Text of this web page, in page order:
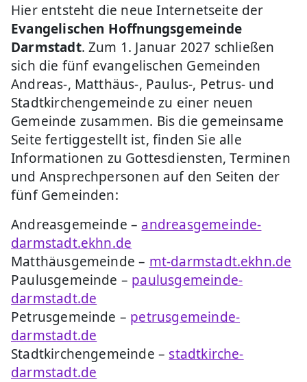
Hier entsteht die neue Internetseite der
Evangelischen Hoffnungsgemeinde
Darmstadt. Zum 1. Januar 2027 schließen
sich die fünf evangelischen Gemeinden
Andreas-, Matthäus-, Paulus-, Petrus- und
Stadtkirchengemeinde zu einer neuen
Gemeinde zusammen. Bis die gemeinsame
Seite fertiggestellt ist, finden Sie alle
Informationen zu Gottesdiensten, Terminen
und Ansprechpersonen auf den Seiten der
fünf Gemeinden:
Andreasgemeinde – andreasgemeinde-
darmstadt.ekhn.de
Matthäusgemeinde – mt-darmstadt.ekhn.de
Paulusgemeinde – paulusgemeinde-
darmstadt.de
Petrusgemeinde – petrusgemeinde-
darmstadt.de
Stadtkirchengemeinde – stadtkirche-
darmstadt.de